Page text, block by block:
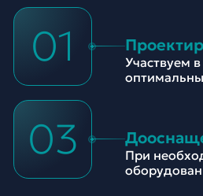
01
Участвуем
03
При